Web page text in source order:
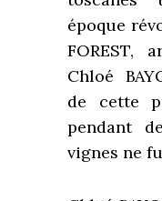
toscanes
époque
FOREST,
Chloé
de cette
pendant
vignes ne